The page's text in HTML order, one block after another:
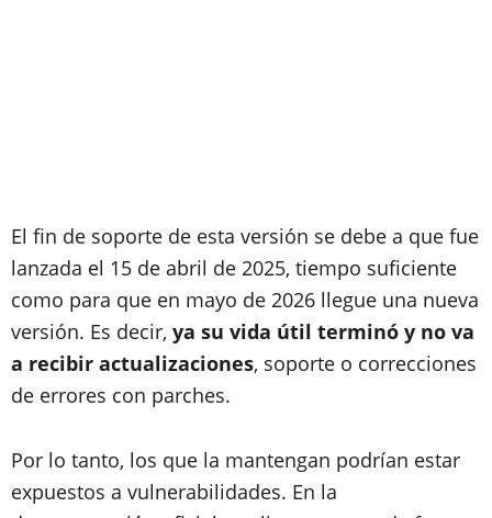
El fin de soporte de esta versión se debe a que fue
lanzada el 15 de abril de 2025, tiempo suficiente
como para que en mayo de 2026 llegue una nueva
versión. Es decir, ya su vida útil terminó y no va
a recibir actualizaciones, soporte o correcciones
de errores con parches.
Por lo tanto, los que la mantengan podrían estar
expuestos a vulnerabilidades. En la